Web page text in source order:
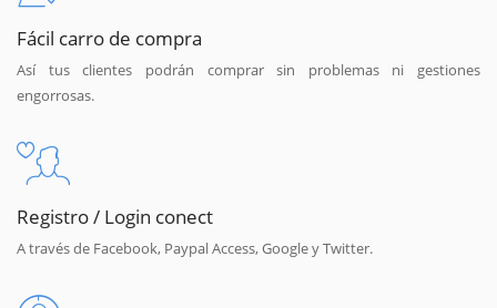
Fácil carro de compra
Así tus clientes podrán comprar sin problemas ni gestiones
engorrosas.
Registro / Login conect
A través de Facebook, Paypal Access, Google y Twitter.